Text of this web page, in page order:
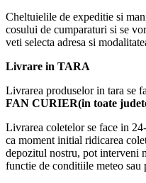
Cheltuielile de expeditie si
cosului de cumparaturi si se
veti selecta adresa si
Livrare in TARA
Livrarea produselor in tara se
FAN CURIER(in toate
Livrarea coletelor se face in
ca moment initial ridicarea
depozitul nostru, pot interveni
functie de conditiile meteo sau